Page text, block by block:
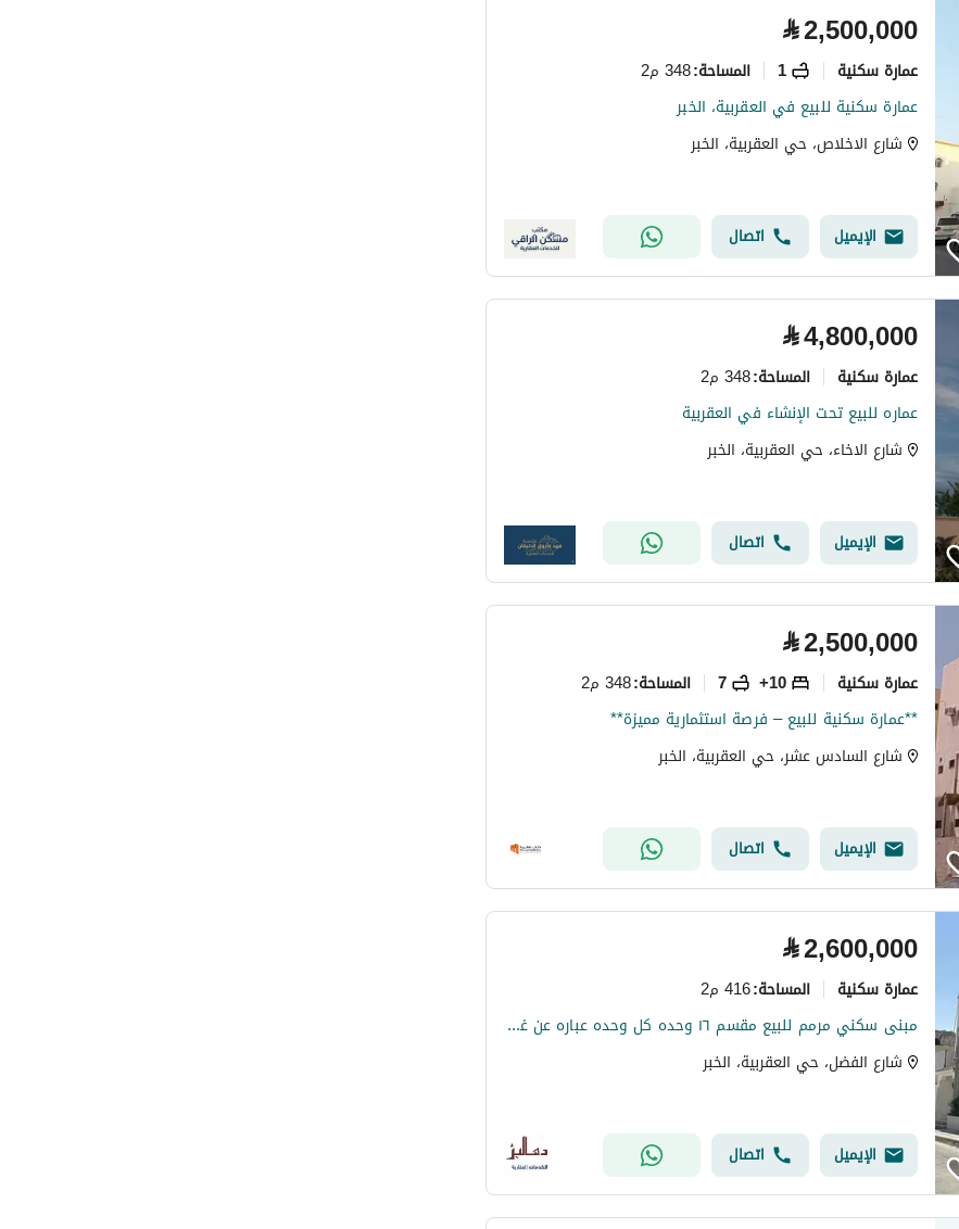
⃁2,500,000
عمارة سكنية 1 المساحة:348 م2
عمارة سكنية للبيع في العقربية، الخبر
شارع الاخلاص، حي العقربية، الخبر
الإيميل اتصال
⃁4,800,000
عمارة سكنية المساحة:348 م2
عماره للبيع تحت الإنشاء في العقربية
شارع الاخاء، حي العقربية، الخبر
الإيميل اتصال
⃁2,500,000
عمارة سكنية 10+
7 المساحة:348 م2
**عمارة سكنية للبيع – فرصة استثمارية مميزة**
شارع السادس عشر، حي العقربية، الخبر
الإيميل اتصال
⃁2,600,000
عمارة سكنية المساحة:416 م2
مبنى سكني مرمم للبيع مقسم ١٦ وحده كل وحده عباره عن غرفه واسعه ومطبخ وحمام عدا دين كهرب الايجارات شامله الكهرب والماء تشطيب فاخر الدخل الاجمالي 279000
شارع الفضل، حي العقربية، الخبر
الإيميل اتصال